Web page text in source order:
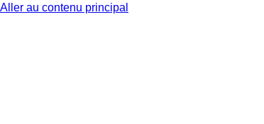
Aller au contenu principal